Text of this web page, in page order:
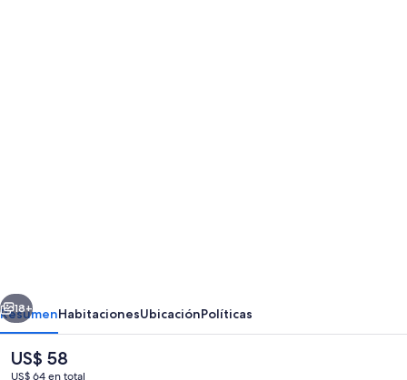
Siguiente
18+
ResumenHabitacionesUbicaciónPolíticas
El
precio
US$ 58
US$ 64 en total